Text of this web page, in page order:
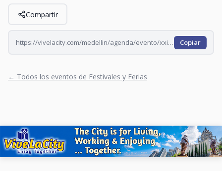
Compartir
https://vivelacity.com/medellin/agenda/evento/xxiv-encuentro-de-poetas-mpybdltp-mpybf3ac-mpybgcub Copiar
← Todos los eventos de Festivales y Ferias